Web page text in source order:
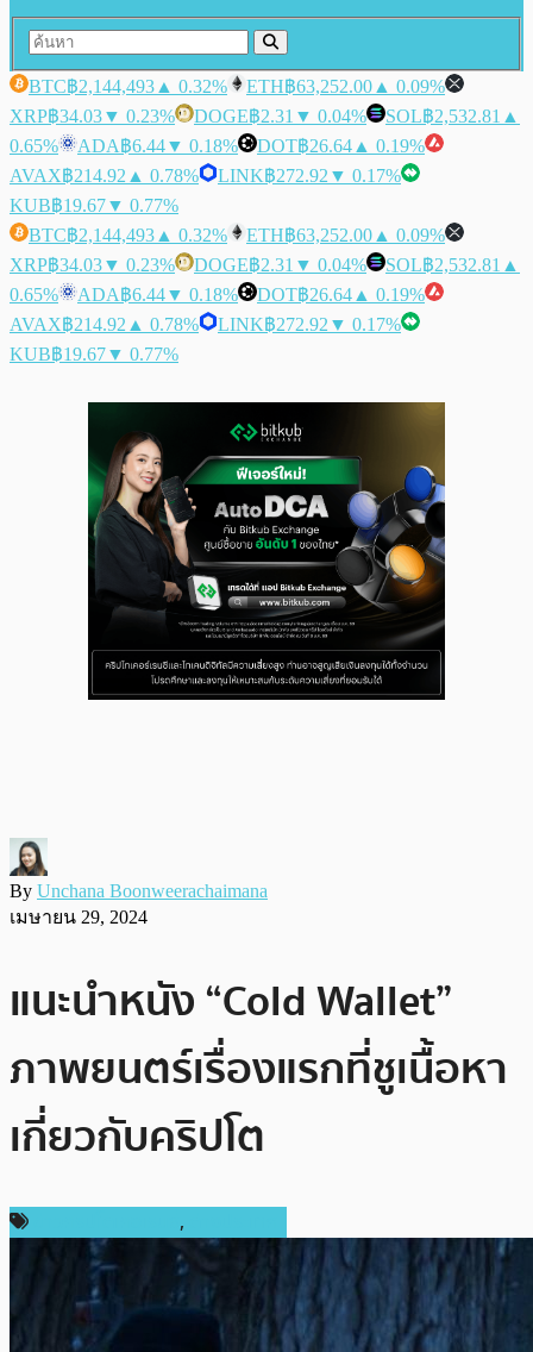
BTC฿2,144,493 ▲ 0.32% ETH฿63,252.00 ▲ 0.09%
XRP฿34.03▼ 0.23% DOGE฿2.31 ▼ 0.04% SOL฿2,532.81 ▲
0.65%
ADA฿6.44▼ 0.18% DOT฿26.64 ▲ 0.19%
AVAX฿214.92 ▲ 0.78% LINK฿272.92 ▼ 0.17%
KUB฿19.67▼ 0.77%
BTC฿2,144,493 ▲ 0.32% ETH฿63,252.00 ▲ 0.09%
XRP฿34.03▼ 0.23% DOGE฿2.31 ▼ 0.04% SOL฿2,532.81 ▲
0.65%
ADA฿6.44▼ 0.18% DOT฿26.64 ▲ 0.19%
AVAX฿214.92 ▲ 0.78% LINK฿272.92 ▼ 0.17%
KUB฿19.67▼ 0.77%
By Unchana Boonweerachaimana
เมษายน 29, 2024
แนะนำหนัง “Cold Wallet”
ภาพยนตร์เรื่องแรกที่ชูเนื้อหา
เกี่ยวกับคริปโต
,